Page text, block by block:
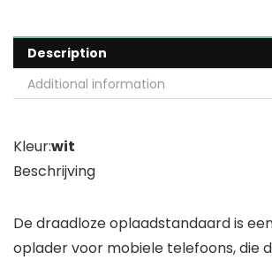
Description
Additional information
Kleur:wit
Beschrijving
De draadloze oplaadstandaard is
oplader voor mobiele telefoons, die